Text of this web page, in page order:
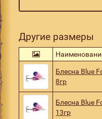
Другие размеры
Блесна Blue
8гр
Блесна Blue
13гр